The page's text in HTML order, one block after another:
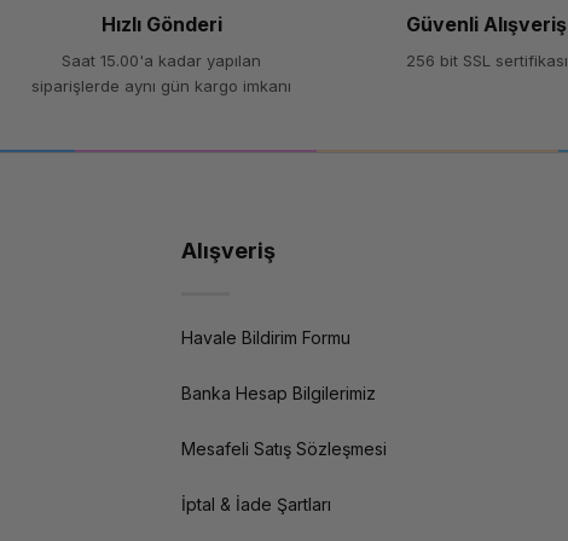
Hızlı Gönderi
Saat 15.00'a kadar yapılan
siparişlerde aynı gün kargo imkanı
Güvenli Alışveriş
256 bit SSL sertifikası
Alışveriş
Havale Bildirim Formu
Banka Hesap Bilgilerimiz
Mesafeli Satış Sözleşmesi
İptal & İade Şartları